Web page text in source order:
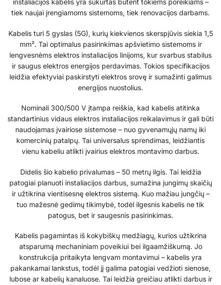
instaliacijos kabelis yra sukurtas būtent tokiems poreikiams –
tiek naujai įrengiamoms sistemoms, tiek renovacijos darbams.
Kabelis turi 5 gyslas (5G), kurių kiekvienos skerspjūvis siekia 1,5
mm². Tai optimalus pasirinkimas apšvietimo sistemoms ir
lengvesnėms elektros instaliacijos linijoms, kur svarbus stabilus
ir saugus elektros energijos perdavimas. Tokios specifikacijos
leidžia efektyviai paskirstyti elektros srovę ir sumažinti galimus
energijos nuostolius.
Nominali 300/500 V įtampa reiškia, kad kabelis atitinka
standartinius vidaus elektros instaliacijos reikalavimus ir gali būti
naudojamas įvairiose sistemose – nuo gyvenamųjų namų iki
komercinių patalpų. Tai universalus sprendimas, leidžiantis
vienu kabeliu atlikti įvairius elektros montavimo darbus.
Didelis šio kabelio privalumas – 50 metrų ilgis. Tai leidžia
patogiai planuoti instaliacijos darbus, sumažina jungimų skaičių
ir užtikrina vientisesnę elektros sistemą. Kuo mažiau jungčių –
tuo mažesnė gedimų tikimybė, todėl ilgesnis kabelis ne tik
patogus, bet ir saugesnis pasirinkimas.
Kabelis pagamintas iš kokybiškų medžiagų, kurios užtikrina
atsparumą mechaniniam poveikiui bei ilgaamžiškumą. Jo
konstrukcija pritaikyta lengvam montavimui – kabelis yra
pakankamai lankstus, todėl jį galima patogiai vedžioti sienose,
lubose ar kabelių kanaluose. Tai leidžia greičiau atlikti darbus ir